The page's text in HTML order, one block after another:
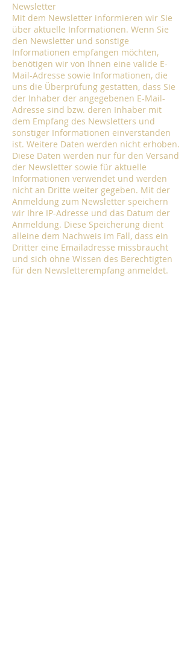
Newsletter
Mit dem Newsletter informieren wir Sie
über aktuelle Informationen. Wenn Sie
den Newsletter und sonstige
Informationen empfangen möchten,
benötigen wir von Ihnen eine valide E-
Mail-Adresse sowie Informationen, die
uns die Überprüfung gestatten, dass Sie
der Inhaber der angegebenen E-Mail-
Adresse sind bzw. deren Inhaber mit
dem Empfang des Newsletters und
sonstiger Informationen einverstanden
ist. Weitere Daten werden nicht erhoben.
Diese Daten werden nur für den Versand
der Newsletter sowie für aktuelle
Informationen verwendet und werden
nicht an Dritte weiter gegeben. Mit der
Anmeldung zum Newsletter speichern
wir Ihre IP-Adresse und das Datum der
Anmeldung. Diese Speicherung dient
alleine dem Nachweis im Fall, dass ein
Dritter eine Emailadresse missbraucht
und sich ohne Wissen des Berechtigten
für den Newsletterempfang anmeldet.